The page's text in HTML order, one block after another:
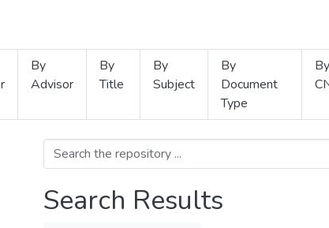
By
Advisor
By
Title
By
Subject
By
Document
Type
By
Search Results